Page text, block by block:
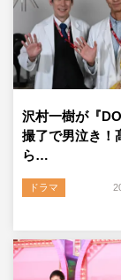
沢村一樹が『
撮了で男泣き！
ら…
ドラマ